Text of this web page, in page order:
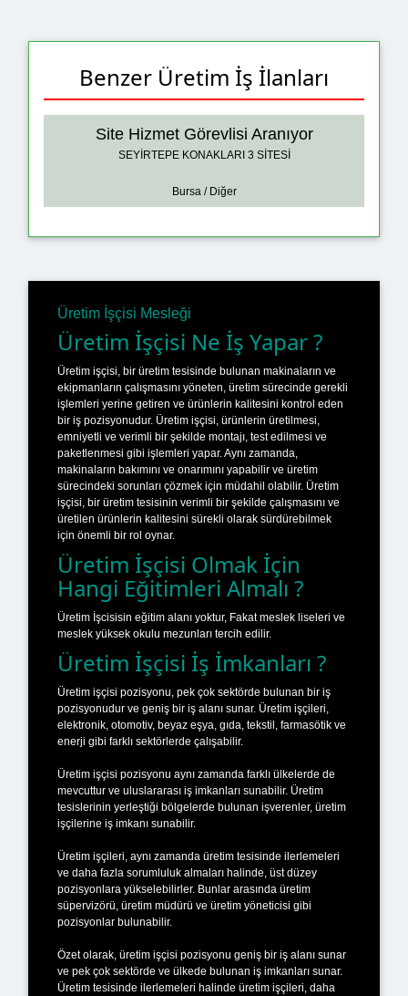
Benzer Üretim İş İlanları
Site Hizmet Görevlisi Aranıyor
SEYİRTEPE KONAKLARI 3 SİTESİ
Bursa / Diğer
Üretim İşçisi Mesleği
Üretim İşçisi Ne İş Yapar ?
Üretim işçisi, bir üretim tesisinde bulunan makinaların ve
ekipmanların çalışmasını yöneten, üretim sürecinde gerekli
işlemleri yerine getiren ve ürünlerin kalitesini kontrol eden
bir iş pozisyonudur. Üretim işçisi, ürünlerin üretilmesi,
emniyetli ve verimli bir şekilde montajı, test edilmesi ve
paketlenmesi gibi işlemleri yapar. Aynı zamanda,
makinaların bakımını ve onarımını yapabilir ve üretim
sürecindeki sorunları çözmek için müdahil olabilir. Üretim
işçisi, bir üretim tesisinin verimli bir şekilde çalışmasını ve
üretilen ürünlerin kalitesini sürekli olarak sürdürebilmek
için önemli bir rol oynar.
Üretim İşçisi Olmak İçin
Hangi Eğitimleri Almalı ?
Üretim İşcisisin eğitim alanı yoktur, Fakat meslek liseleri ve
meslek yüksek okulu mezunları tercih edilir.
Üretim İşçisi İş İmkanları ?
Üretim işçisi pozisyonu, pek çok sektörde bulunan bir iş
pozisyonudur ve geniş bir iş alanı sunar. Üretim işçileri,
elektronik, otomotiv, beyaz eşya, gıda, tekstil, farmasötik ve
enerji gibi farklı sektörlerde çalışabilir.
Üretim işçisi pozisyonu aynı zamanda farklı ülkelerde de
mevcuttur ve uluslararası iş imkanları sunabilir. Üretim
tesislerinin yerleştiği bölgelerde bulunan işverenler, üretim
işçilerine iş imkanı sunabilir.
Üretim işçileri, aynı zamanda üretim tesisinde ilerlemeleri
ve daha fazla sorumluluk almaları halinde, üst düzey
pozisyonlara yükselebilirler. Bunlar arasında üretim
süpervizörü, üretim müdürü ve üretim yöneticisi gibi
pozisyonlar bulunabilir.
Özet olarak, üretim işçisi pozisyonu geniş bir iş alanı sunar
ve pek çok sektörde ve ülkede bulunan iş imkanları sunar.
Üretim tesisinde ilerlemeleri halinde üretim işçileri, daha